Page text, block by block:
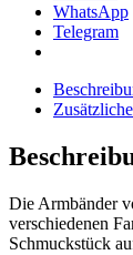
WhatsApp
Telegram
Die Armbänder
verschiedenen
Schmuckstück